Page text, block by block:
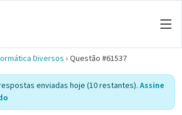
Diversos › Questão #61537
enviadas hoje (10 restantes). Assine